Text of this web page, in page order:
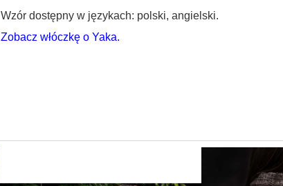
Wzór dostępny w językach: polski, angielski.
Zobacz włóczkę o Yaka.